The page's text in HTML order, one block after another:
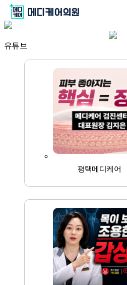
＋ 의료기관소개
－ 의료기관소개
· 의료진소개
· 시설둘러보기
· 의료기기 소개
＋ 건강검진클리닉
－ 건강검진클리닉
· 건강검진 클리닉
· 소화기내시경 클리닉
· 유방갑상선 클리닉
＋ 내과클리닉
－ 내과클리닉
· 소화기 클리닉
· 만성질환 클리닉
＋ 정형외과클리닉
－ 정형외과클리닉
· 척추*관절 클리닉
· 비수술통증 클리닉
· 도수 클리닉
· 체외충격파
＋ 특수클리닉
· 아동발달 클리닉
· 풋케어 클리닉
· 신장내과 클리닉
· 온라인문의
· 비급여안내
유튜브
평택메디케어